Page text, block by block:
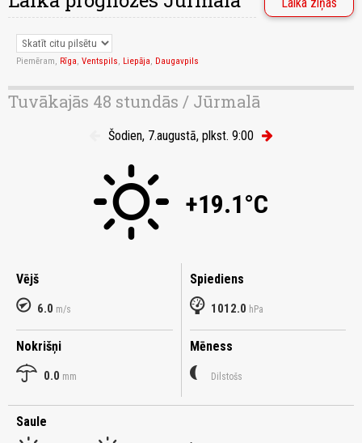
Piemēram, Rīga, Ventspils, Liepāja, Daugavpils
Tuvākajās 48 stundās / Jūrmalā
Šodien, 7.augustā, plkst. 9:00
+19.1°C
Vējš
6.0 m/s
Nokrišņi
0.0 mm
Spiediens
1012.0 hPa
Mēness
Dilstošs
Saule